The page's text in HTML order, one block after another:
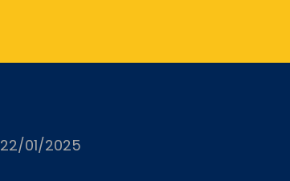
22/01/2025